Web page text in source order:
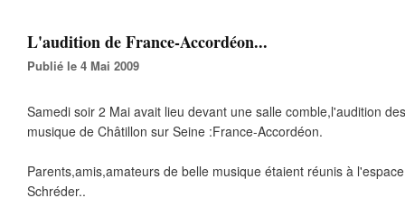
L'audition de France-Accordéon...
Publié le 4 Mai 2009
Samedi soir 2 Mai avait lieu devant une salle comble,l'audition
musique de Châtillon sur Seine :France-Accordéon.
Parents,amis,amateurs de belle musique étaient réunis à
Schréder..